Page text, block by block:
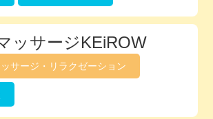
ッサージKEiROW
サージ・リラクゼーション